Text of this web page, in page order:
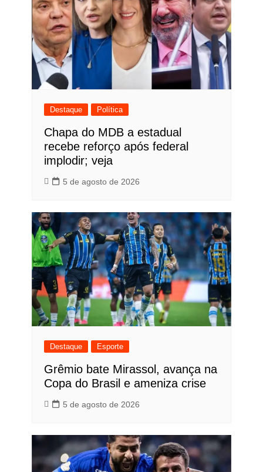
Destaque Política
Chapa do MDB a estadual
recebe reforço após federal
implodir; veja
5 de agosto de 2026
Destaque Esporte
Grêmio bate Mirassol, avança na
Copa do Brasil e ameniza crise
5 de agosto de 2026